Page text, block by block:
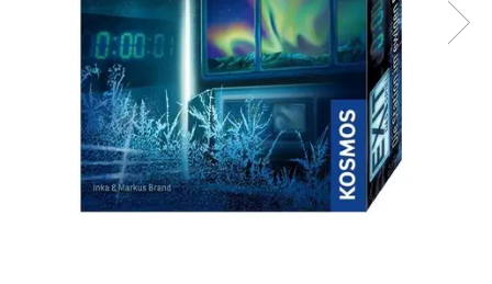
Jocuri pentru 2 persoane
Game cunoscute
Carcassonne
Monopoly